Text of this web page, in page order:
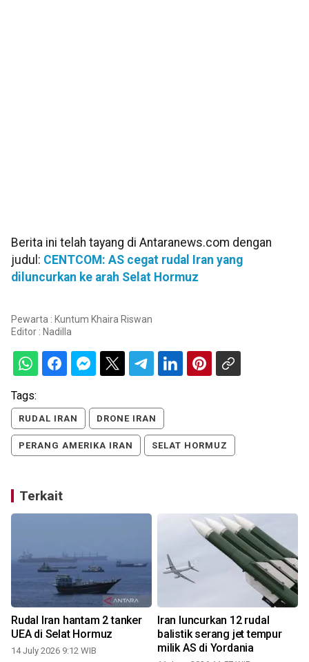
Berita ini telah tayang di Antaranews.com dengan
judul: CENTCOM: AS cegat rudal Iran yang
diluncurkan ke arah Selat Hormuz
Pewarta : Kuntum Khaira Riswan
Editor : Nadilla
Tags:
RUDAL IRAN DRONE IRAN
PERANG AMERIKA IRAN SELAT HORMUZ
Terkait
Rudal Iran hantam 2 tanker
UEA di Selat Hormuz
14 July 2026 9:12 WIB
Iran luncurkan 12 rudal
balistik serang jet tempur
milik AS di Yordania